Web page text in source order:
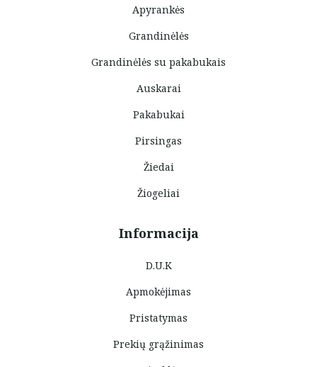
Apyrankės
Grandinėlės
Grandinėlės su pakabukais
Auskarai
Pakabukai
Pirsingas
Žiedai
Žiogeliai
Informacija
D.U.K
Apmokėjimas
Pristatymas
Prekių grąžinimas